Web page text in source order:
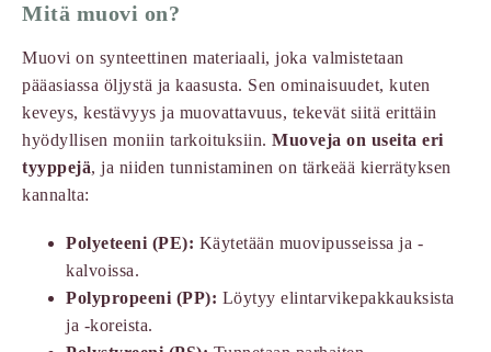
Mitä muovi on?
Muovi on synteettinen materiaali, joka valmistetaan
pääasiassa öljystä ja kaasusta. Sen ominaisuudet, kuten
keveys, kestävyys ja muovattavuus, tekevät siitä erittäin
hyödyllisen moniin tarkoituksiin. Muoveja on useita eri
tyyppejä, ja niiden tunnistaminen on tärkeää kierrätyksen
kannalta:
Polyeteeni (PE): Käytetään muovipusseissa ja -
kalvoissa.
Polypropeeni (PP): Löytyy elintarvikepakkauksista
ja -koreista.